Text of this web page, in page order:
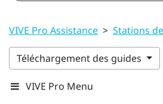
VIVE Pro Assistance > Stations
Téléchargement des guides
VIVE Pro Menu